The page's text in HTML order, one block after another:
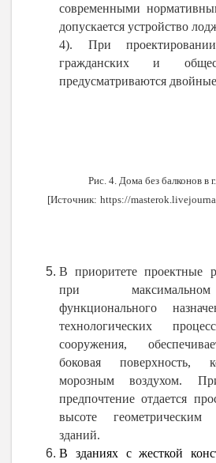
современными
допускается устройство
4). При
гражданских и
предусматриваются
Рис. 4. Дома без балконов в
[Источник: https://
В приоритете проектные
при
функционального
технологических
сооружения,
боковая поверхность,
морозным воздухом.
предпочтение отдается
высоте
зданий.
В зданиях с жесткой